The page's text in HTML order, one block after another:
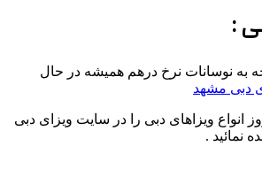
:
به نوسانات نرخ درهم همیشه در حال
دبی مشهد
انواع ویزاهای دبی را در سایت ویزای دبی
نمائید .